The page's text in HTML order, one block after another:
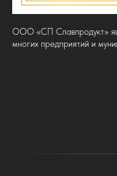
ООО «СП Славпродукт»
многих предприятий и